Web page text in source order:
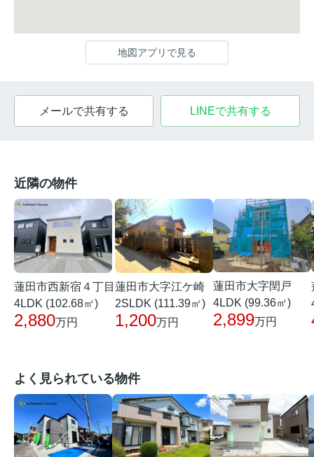
地図アプリで見る
メールで共有する LINEで共有する
近隣の物件
蓮田市西新宿４丁目
4LDK (102.68㎡)
2,880万円
蓮田市大字江ケ崎
2SLDK (111.39㎡)
1,200万円
蓮田市大字閏戸
4LDK (99.36㎡)
2,899万円
よく見られている物件